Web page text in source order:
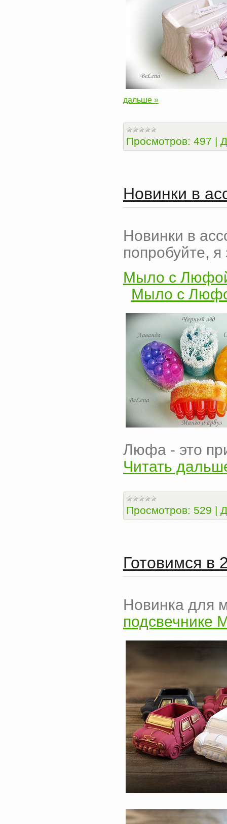
дальше »
Просмотров: 497 |
Новинки в
Новинки в
попробуйте,
Мыло с
Мыло с
Люфа - это
Читать
Просмотров: 529 |
Готовимся в
Новинка для
подсвечнике